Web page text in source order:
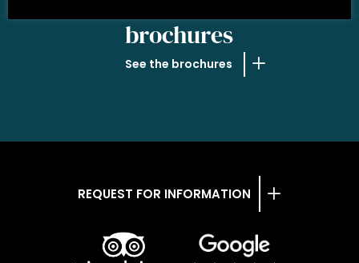
brochures
See the brochures
REQUEST FOR INFORMATION